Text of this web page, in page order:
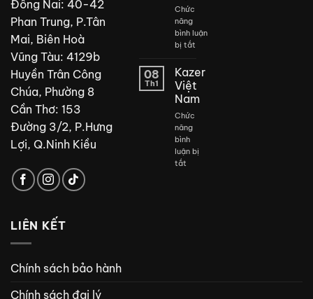
Đồng Nai: 40-42
Phan Trung, P.Tân
Mai, Biên Hoà
Vũng Tàu: 4129b
Huyền Trân Công
Chúa, Phường 8
Cần Thơ: 153
Đường 3/2, P.Hưng
Lợi, Q.Ninh Kiều
Chức
năng
bình luận
bị tắtở
kế
phòng
tắm
đẹp
08
Th1
Kazer
Việt
Nam
Chức
năng
bình
luận bị
tắtở
LIÊN KẾT
Chính sách bảo hành
Chính sách đại lý